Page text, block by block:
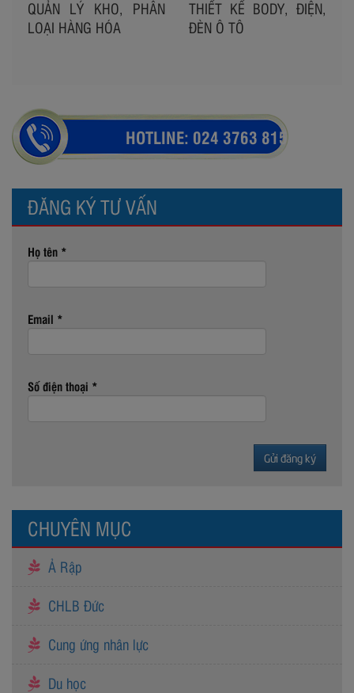
QUẢN LÝ KHO, PHÂN
LOẠI HÀNG HÓA
THIẾT KẾ BODY, ĐIỆN,
ĐÈN Ô TÔ
HOTLINE: 024 3763 8154
ĐĂNG KÝ TƯ VẤN
Họ tên *
Email *
Số điện thoại *
CHUYÊN MỤC
Ả Rập
CHLB Đức
Cung ứng nhân lực
Du học